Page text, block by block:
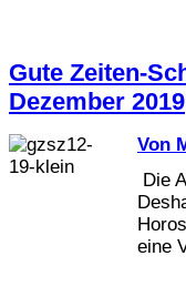
Gute Zeiten-
Dezember 2019
Von
Die
eine